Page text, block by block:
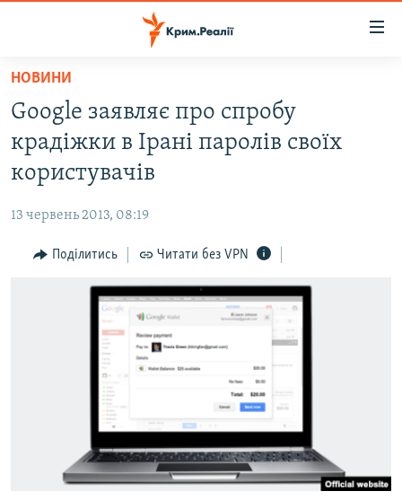
Перейти
основного
матеріалу
Перейти
до
основної
навігації
Перейти
НОВИНИ
ВОДА.КРИМ
ВІДЕО ТА ФОТО
БЛОГИ
ПОГЛЯД
ВСЕ ЗА ДЕНЬ
СПЕЦПРОЕКТИ
ВІДЕОУРОКИ «ELIFBE»
СВІДЧЕННЯ ОКУПАЦІЇ
УКРАЇНСЬКА ПРОБЛЕМА КРИМУ
ЯК ОБІЙТИ БЛОКУВАННЯ
Qırımtatar
НОВИНИ
Google заявляє про спробу
крадіжки в Ірані паролів своїх
користувачів
13 червень 2013, 08:19
Поділитись Читати без VPN